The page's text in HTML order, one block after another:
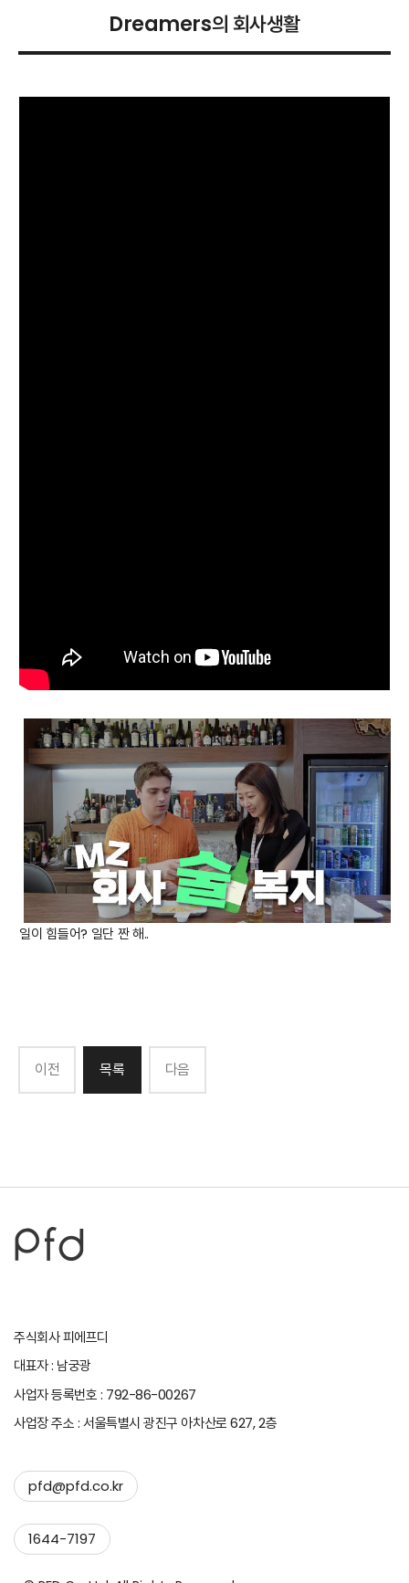
Dreamers의 회사생활
일이 힘들어? 일단 짠 해..
이전 목록 다음
주식회사 피에프디
대표자 : 남궁광
사업자 등록번호 : 792-86-00267
사업장 주소 : 서울특별시 광진구 아차산로 627, 2층
pfd@pfd.co.kr
1644-7197